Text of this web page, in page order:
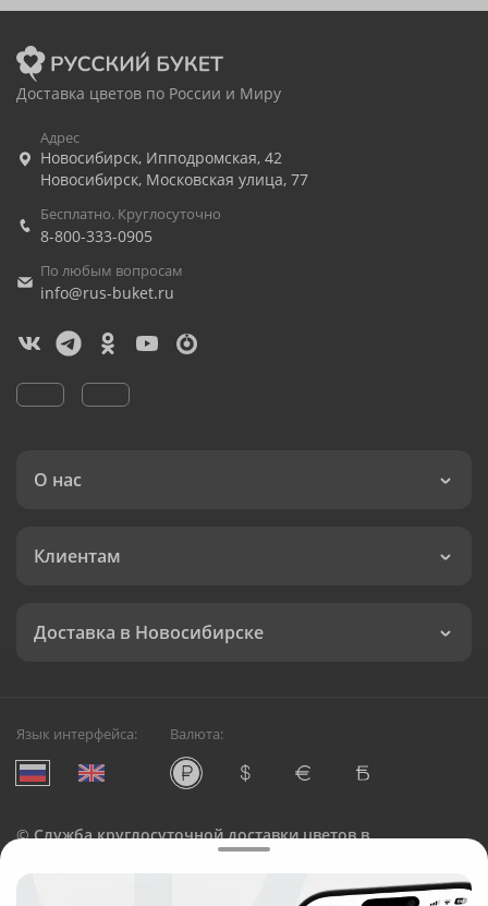
Доставка цветов по России и Миру
Адрес
Новосибирск, Ипподромская, 42
Новосибирск, Московская улица, 77
Бесплатно. Круглосуточно
8-800-333-0905
По любым вопросам
info@rus-buket.ru
О нас
Клиентам
Доставка в Новосибирске
Язык интерфейса: Валюта:
©Служба круглосуточной доставки цветов в
Русский Букет, 2026